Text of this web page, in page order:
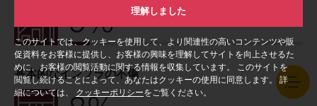
このサイトでは、クッキーを使用して、より関連性の高いコンテンツや販
促資料をお客様に提供し、お客様の興味を理解してサイトを向上させるた
めに、お客様の閲覧活動に関する情報を収集しています。 このサイトを
閲覧し続けることによって、あなたはクッキーの使用に同意します。 詳
細については、 クッキーポリシーをご覧ください。
理解しました
9%
基本的なインフラの不備